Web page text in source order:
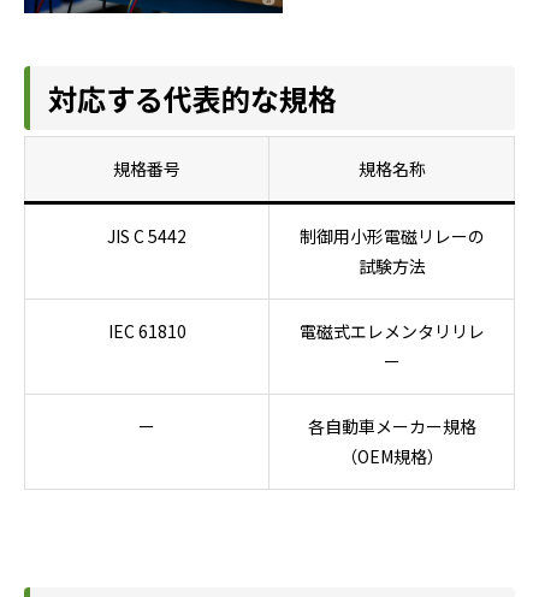
対応する代表的な規格
規格番号 規格名称
JIS C 5442
制御用小形電磁リレーの
試験方法
IEC 61810
電磁式エレメンタリリレ
ー
ー
各自動車メーカー規格
（OEM規格）